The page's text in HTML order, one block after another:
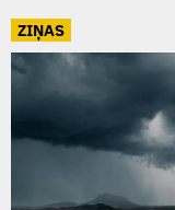
ZIŅAS